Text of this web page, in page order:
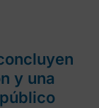
y una